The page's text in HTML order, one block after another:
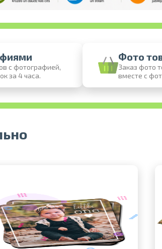
в Риге – закажите онлайн
для ваших фотографий
или самовывоз
с фотографией,
за 4 часа.
Фото
Заказ фото
вместе с